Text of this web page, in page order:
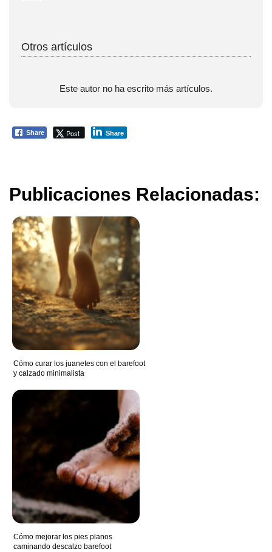
Otros artículos
Este autor no ha escrito más artículos.
Share Post Share
Publicaciones Relacionadas:
Cómo curar los juanetes con el barefoot
y calzado minimalista
Cómo mejorar los pies planos
caminando descalzo barefoot